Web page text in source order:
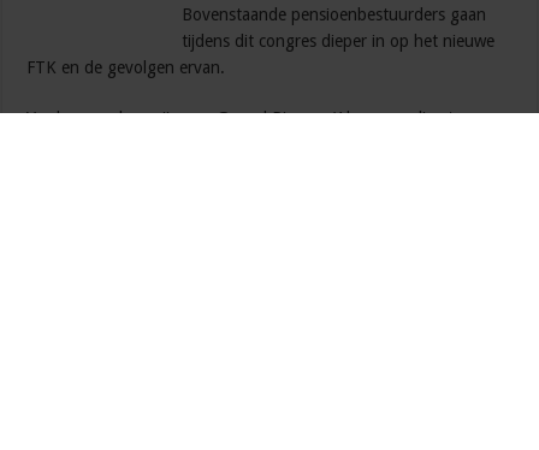
Bovenstaande pensioenbestuurders gaan
tijdens dit congres dieper in op het nieuwe
FTK en de gevolgen ervan.
Verdere sprekers zijn o.a. Gerard Riemen (Algemeen directeur